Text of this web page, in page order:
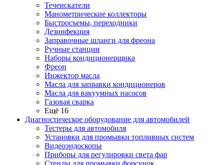
Течеискатели
Манометрические коллекторы
Быстросъемы, переходники
Дезинфекция
Заправочные шланги для фреона
Ручные станции
Наборы кондиционерщика
Фреон
Инжектор масла
Масла для заправки кондиционеров
Масла для вакуумных насосов
Газовая сварка
Ещё 16
Диагностическое оборудование для автомобилей
Тестеры для автомобиля
Установки для промывки топливных систем
Видеоэндоскопы
Приборы для регулировки света фар
Стенды для промывки форсунок